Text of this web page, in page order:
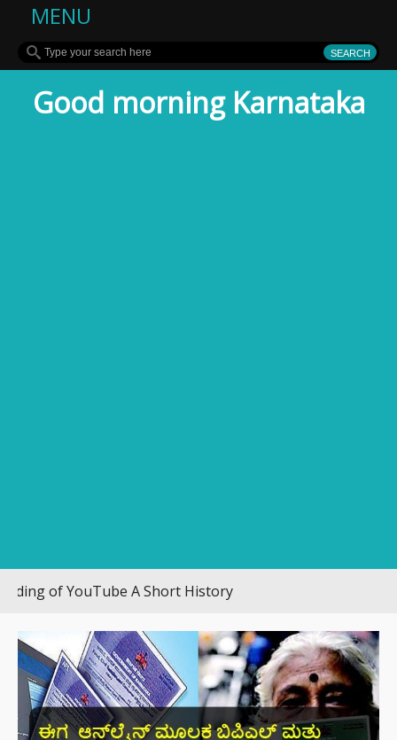
MENU
Good morning Karnataka
of YouTube A Short History